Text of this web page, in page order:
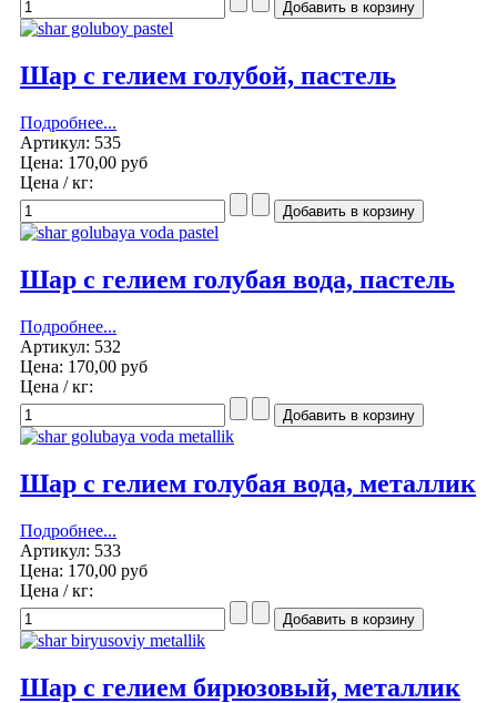
Шар с гелием голубой, пастель
Подробнее...
Артикул: 535
Цена: 170,00 руб
Цена / кг:
Шар с гелием голубая вода, пастель
Подробнее...
Артикул: 532
Цена: 170,00 руб
Цена / кг:
Шар с гелием голубая вода, металлик
Подробнее...
Артикул: 533
Цена: 170,00 руб
Цена / кг:
Шар с гелием бирюзовый, металлик